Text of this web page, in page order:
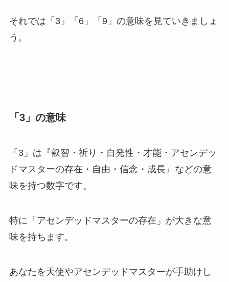
それでは「3」「6」「9」の意味を見ていきましょ
う。
「3」の意味
「3」は『叡智・祈り・自発性・才能・アセンデッ
ドマスターの存在・自由・信念・成長』などの意
味を持つ数字です。
特に「アセンデッドマスターの存在」が大きな意
味を持ちます。
あなたを天使やアセンデッドマスターが手助けし